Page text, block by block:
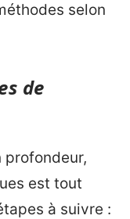
selon
de
profondeur,
est tout
à suivre :